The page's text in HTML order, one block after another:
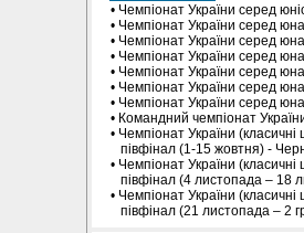
• Чемпіонат України серед
• Чемпіонат України серед
• Чемпіонат України серед
• Чемпіонат України серед
• Чемпіонат України серед
• Чемпіонат України серед
• Чемпіонат України серед
• Командний чемпіонат
• Чемпіонат України
півфінал (1-15 жовтня) -
• Чемпіонат України
півфінал (4 листопада – 18
• Чемпіонат України
півфінал (21 листопада – 2